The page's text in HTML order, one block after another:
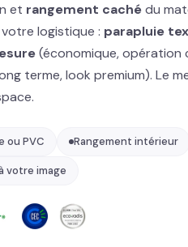
et rangement cachédu
logistique : parapluie
(économique, opération
terme, look premium). Le
ou PVC Rangement intérieur
votre image